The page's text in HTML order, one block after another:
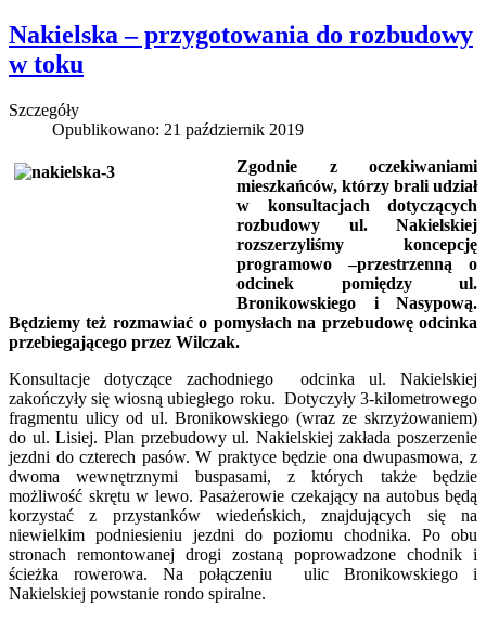
Nakielska – przygotowania do rozbudowy
w toku
Szczegóły
Opublikowano: 21 październik 2019
Zgodnie z oczekiwaniami
mieszkańców, którzy brali udział
w konsultacjach dotyczących
rozbudowy ul. Nakielskiej
rozszerzyliśmy koncepcję
programowo –przestrzenną o
odcinek pomiędzy ul.
Bronikowskiego i Nasypową.
Będziemy też rozmawiać o pomysłach na przebudowę odcinka
przebiegającego przez Wilczak.
Konsultacje dotyczące zachodniego odcinka ul. Nakielskiej
zakończyły się wiosną ubiegłego roku. Dotyczyły 3-kilometrowego
fragmentu ulicy od ul. Bronikowskiego (wraz ze skrzyżowaniem)
do ul. Lisiej. Plan przebudowy ul. Nakielskiej zakłada poszerzenie
jezdni do czterech pasów. W praktyce będzie ona dwupasmowa, z
dwoma wewnętrznymi buspasami, z których także będzie
możliwość skrętu w lewo. Pasażerowie czekający na autobus będą
korzystać z przystanków wiedeńskich, znajdujących się na
niewielkim podniesieniu jezdni do poziomu chodnika. Po obu
stronach remontowanej drogi zostaną poprowadzone chodnik i
ścieżka rowerowa. Na połączeniu ulic Bronikowskiego i
Nakielskiej powstanie rondo spiralne.